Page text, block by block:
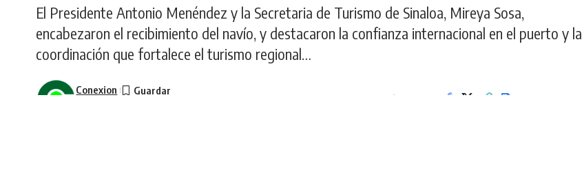
El Presidente Antonio Menéndez y la Secretaria de Turismo de Sinaloa, Mireya Sosa,
encabezaron el recibimiento del navío, y destacaron la confianza internacional en el puerto y la
coordinación que fortalece el turismo regional…
Conexion